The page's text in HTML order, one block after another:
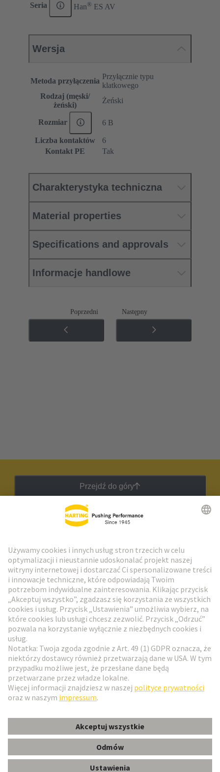
Seria Han® ES AV
Wersja
Metoda przyłączenia
Przyłącznie typu
klatkowego
Rodzaj (męski/
żeński)
Żeński
Rozmiar 6 B
Liczba kontaktów
6
Kontakt PE
Tak
Charakterystyka techniczna
Material properties
Specifications and approvals
Informacje handlowe
Poprzedni Następny
Przejdź do góry
Przejdź do rejestracji
Social Media
Polski
© HARTING Technology Group
WydawcaPolityka ochrony danych
Informacje dla klientów